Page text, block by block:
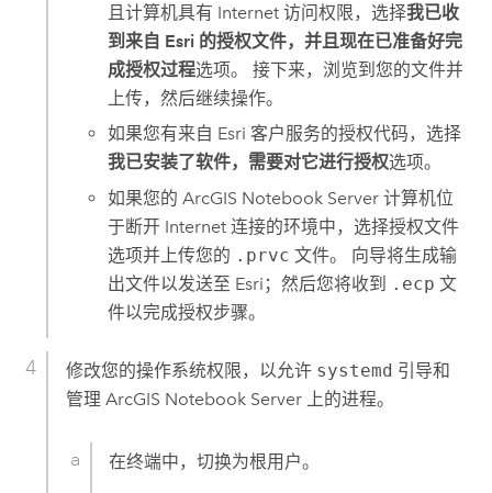
且计算机具有 Internet 访问权限，选择我已收
到来自 Esri 的授权文件，并且现在已准备好完
成授权过程选项。 接下来，浏览到您的文件并
上传，然后继续操作。
如果您有来自 Esri 客户服务的授权代码，选择
我已安装了软件，需要对它进行授权选项。
如果您的ArcGIS Notebook Server 计算机位
于断开 Internet 连接的环境中，选择授权文件
选项并上传您的 .prvc 文件。 向导将生成输
出文件以发送至 Esri ；然后您将收到 .ecp 文
件以完成授权步骤。
修改您的操作系统权限，以允许 systemd 引导和
管理 ArcGIS Notebook Server上的进程。
在终端中，切换为根用户。